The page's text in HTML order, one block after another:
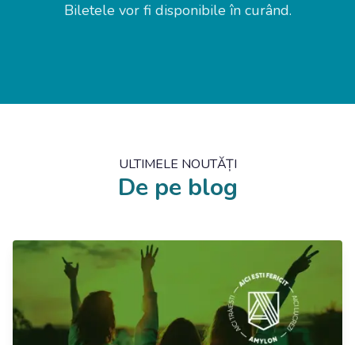
Biletele vor fi disponibile în curând.
ULTIMELE NOUTĂȚI
De pe blog